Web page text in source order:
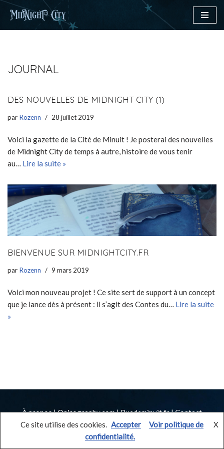
JOURNAL
DES NOUVELLES DE MIDNIGHT CITY (1)
par Rozenn 28 juillet 2019
Voici la gazette de la Cité de Minuit ! Je posterai des nouvelles
de Midnight City de temps à autre, histoire de vous tenir
au… Lire la suite »
BIENVENUE SUR MIDNIGHTCITY.FR
par Rozenn 9 mars 2019
Voici mon nouveau projet ! Ce site sert de support à un concept
que je lance dès à présent : il s’agit des Contes du… Lire la suite
»
À propos|Onirography.com|Ruedeminuit.fr|Contact
2025Rozenn Illiano– Tous droits réservés | Illustrations :
Ce site utilise des cookies. X
Accepter
Voir politique de
confidentialité.